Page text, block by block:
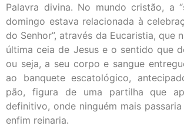
Palavra divina. No mundo cristão, a
domingo estava relacionada à
do Senhor”, através da Eucaristia, que
última ceia de Jesus e o sentido que
ou seja, a seu corpo e sangue
ao banquete escatológico,
pão, figura de uma partilha que
definitivo, onde ninguém mais
enfim reinaria.